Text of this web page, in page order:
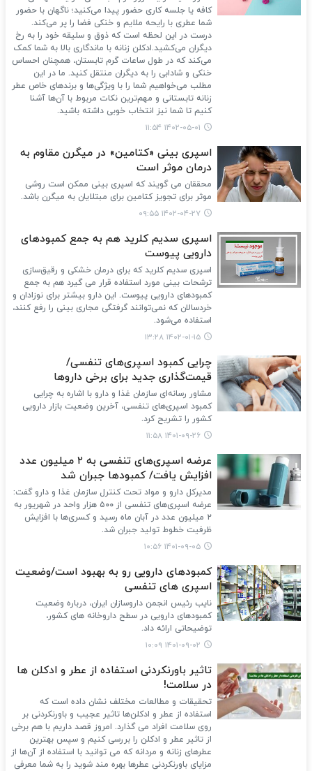
کافه یا جلسه کاری حضور پیدا می‌کنید؛ ناگهان با حضور
شما عطری با رایحه ملایم و خنکی فضا را پر می‌کند.
درست در این لحظه است که ذوق و سلیقه خود را به رخ
دیگران می‌کشید.ادکلن زنانه با ماندگاری بالا به شما کمک
می‌کند که در طول ساعات گرم تابستان، همچنان احساس
خنکی و شادابی را به دیگران منتقل کنید. ما در این
مطلب می‌خواهیم شما را با ویژگی‌ها و برندهای خاص عطر
زنانه تابستانی و مهم‌ترین نکات مربوط با آن‌ها آشنا
کنیم تا شما نیز انتخاب خوبی داشته باشید.
۱۴۰۲-۰۵-۰۱ ۱۱:۵۴
اسپری بینی «کتامین» در میگرن مقاوم به
درمان موثر است
محققان می گویند که اسپری بینی ممکن است روشی
موثر برای تجویز کتامین برای مبتلایان به میگرن باشد.
۱۴۰۲-۰۴-۲۷ ۰۹:۵۵
اسپری سدیم کلرید هم به جمع کمبودهای
دارویی پیوست
اسپری سدیم کلرید که برای درمان خشکی و رقیق‌سازی
ترشحات بینی مورد استفاده قرار می گیرد هم به جمع
کمبودهای دارویی پیوست. این دارو بیشتر برای نوزادان و
خردسالان که نمی‌توانند گرفتگی مجاری بینی را رفع کنند،
استفاده می‌شود.
۱۴۰۲-۰۱-۱۵ ۱۳:۲۸
چرایی کمبود اسپری‌های تنفسی/
قیمت‌گذاری جدید برای برخی داروها
مشاور رسانه‌ای سازمان غذا و دارو با اشاره به چرایی
کمبود اسپری‌های تنفسی، آخرین وضعیت بازار دارویی
کشور را تشریح کرد.
۱۴۰۱-۰۹-۲۶ ۱۱:۵۸
عرضه اسپری‌های تنفسی به ۲ میلیون عدد
افزایش یافت/ کمبودها جبران شد
مدیرکل دارو و مواد تحت کنترل سازمان غذا و دارو گفت:
عرضه اسپری‌های تنفسی از ۵۰۰ هزار واحد در شهریور به
۲ میلیون عدد در آبان ماه رسید و کسری‌ها با افزایش
ظرفیت خطوط تولید جبران شد.
۱۴۰۱-۰۹-۰۵ ۱۰:۵۶
کمبودهای دارویی رو به بهبود است/وضعیت
اسپری های تنفسی
نایب رئیس انجمن داروسازان ایران، درباره وضعیت
کمبودهای دارویی در سطح داروخانه های کشور،
توضیحاتی ارائه داد.
۱۴۰۱-۰۹-۰۲ ۱۰:۰۹
تاثیر باورنکردنی استفاده از عطر و ادکلن ها
در سلامت!
تحقیقات و مطالعات مختلف نشان داده است که
استفاده از عطر و ادکلن‌ها تاثیر عجیب و باورنکردنی بر
روی سلامت افراد می گذارد. امروز قصد داریم با هم برخی
از تاثیر عطر و ادکلن را بررسی کنیم و سپس بهترین
عطرهای زنانه و مردانه که می توانید با استفاده از آن‌ها از
مزایای باورنکردنی عطرها بهره مند شوید را به شما معرفی